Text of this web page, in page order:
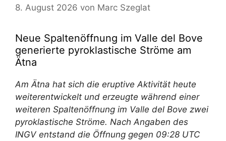
8. August 2026 von Marc Szeglat
Neue Spaltenöffnung im Valle del Bove
generierte pyroklastische Ströme am
Ätna
Am Ätna hat sich die eruptive Aktivität heute
weiterentwickelt und erzeugte während einer
weiteren Spaltenöffnung im Valle del Bove zwei
pyroklastische Ströme. Nach Angaben des
INGV entstand die Öffnung gegen 09:28 UTC